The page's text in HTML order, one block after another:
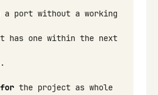
a port without a working
has one within the next
.
for the project as whole